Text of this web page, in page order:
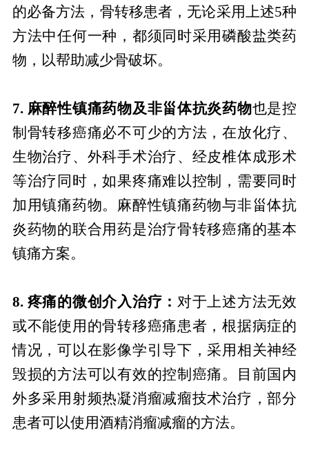
的必备方法，骨转移患者，无论采用上述5种
方法中任何一种，都须同时采用磷酸盐类药
物，以帮助减少骨破坏。
7. 麻醉性镇痛药物及非甾体抗炎药物也是控
制骨转移癌痛必不可少的方法，在放化疗、
生物治疗、外科手术治疗、经皮椎体成形术
等治疗同时，如果疼痛难以控制，需要同时
加用镇痛药物。麻醉性镇痛药物与非甾体抗
炎药物的联合用药是治疗骨转移癌痛的基本
镇痛方案。
8. 疼痛的微创介入治疗： 对于上述方法无效
或不能使用的骨转移癌痛患者，根据病症的
情况，可以在影像学引导下，采用相关神经
毁损的方法可以有效的控制癌痛。目前国内
外多采用射频热凝消瘤减瘤技术治疗，部分
患者可以使用酒精消瘤减瘤的方法。